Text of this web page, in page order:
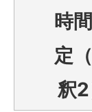
時
定
釈2